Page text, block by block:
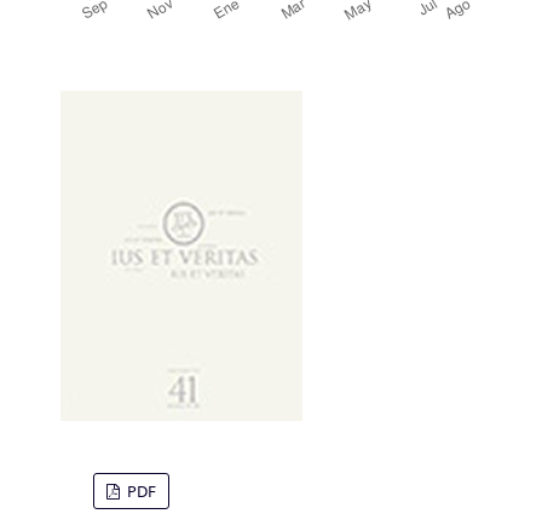
PDF